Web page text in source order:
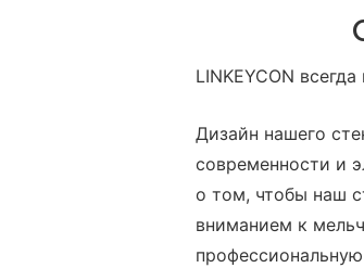
LINKEYCON
Дизайн нашего
современности и
о том, чтобы наш
вниманием к